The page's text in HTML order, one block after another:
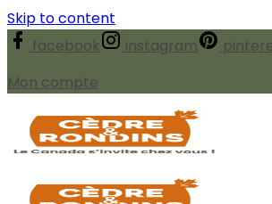
Skip to content
facebook
instagram
Mon compte